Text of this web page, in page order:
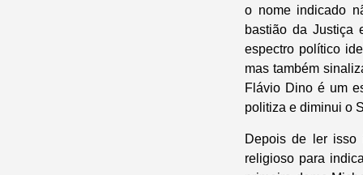
o nome indicado
bastião da Justiça
espectro político
mas também
Flávio Dino é um
politiza e diminui o
Depois de ler isso
religioso para